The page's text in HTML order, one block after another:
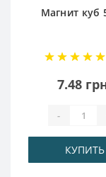
Магнит куб
7.48
-
КУПИТЬ